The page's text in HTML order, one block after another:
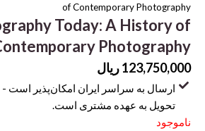
of Contemporary Photography
Today: A History of
Photography
123,750,000ریال
ارسال به سراسر ایران امکان‌پذیر است
تحویل به عهده مشتری است.
ناموجود